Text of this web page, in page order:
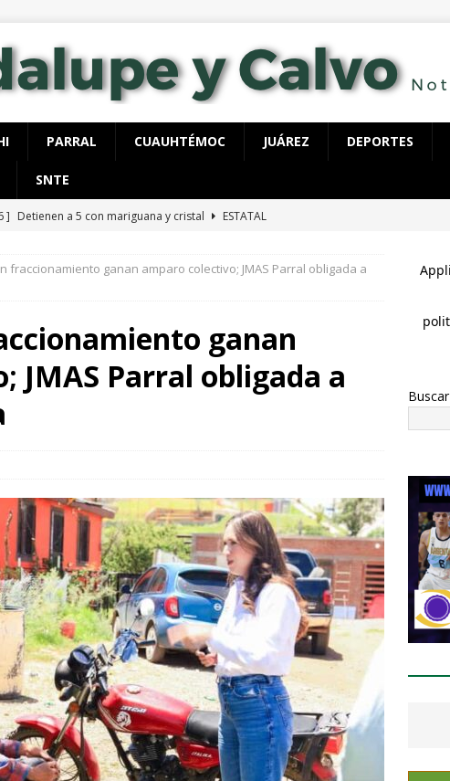
PARRAL CUAUHTÉMOC JUÁREZ DEPORTES
SNTE
] Detienen a 5 con mariguana y cristal
ESTATAL
]
Se reúne Rafa Loera con Santiago Taboada en la Ciudad de México
]
traumática
fraccionamiento ganan amparo colectivo; JMAS Parral obligada a
ganan
JMAS Parral obligada a
Buscar